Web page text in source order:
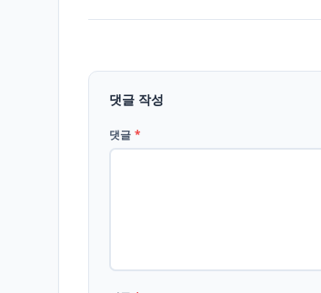
댓글 작성
댓글 *